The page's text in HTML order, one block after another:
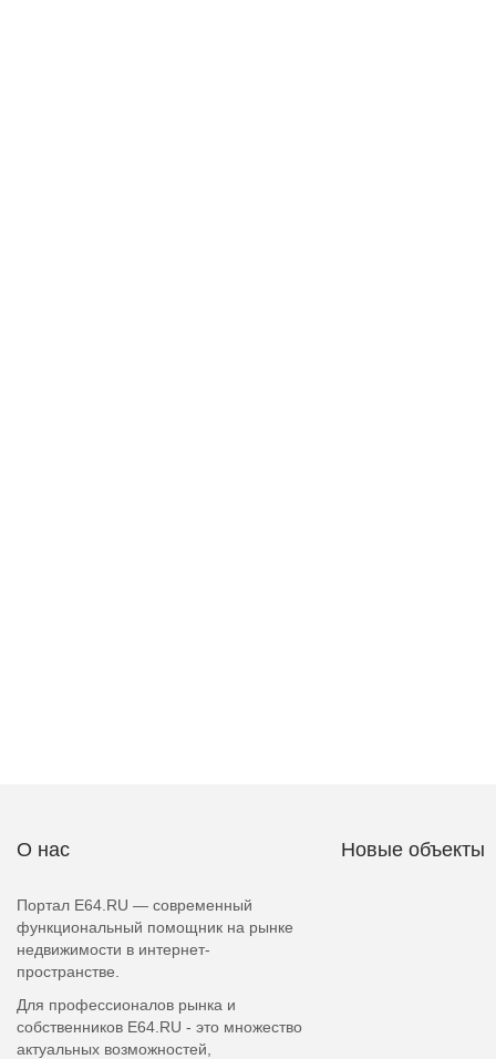
О нас
Портал E64.RU — современный
функциональный помощник на рынке
недвижимости в интернет-
пространстве.
Для профессионалов рынка и
собственников E64.RU - это множество
актуальных возможностей,
Новые объекты